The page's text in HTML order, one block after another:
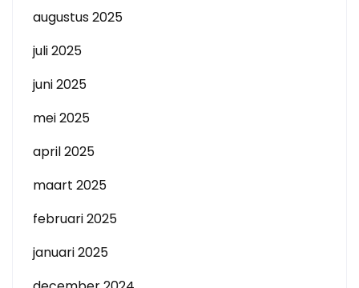
augustus 2025
juli 2025
juni 2025
mei 2025
april 2025
maart 2025
februari 2025
januari 2025